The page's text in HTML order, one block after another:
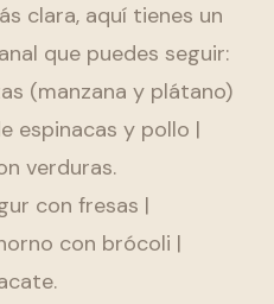
clara, aquí tienes un
que puedes seguir:
(manzana y plátano)
espinacas y pollo |
verduras.
con fresas |
con brócoli |